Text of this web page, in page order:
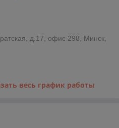
д.17, офис 298, Минск,
весь график работы